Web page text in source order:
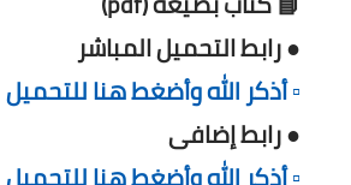
● رابط التحميل المباشر
▫️ أذكر الله وأضغط هنا للتحميل
● رابط إضافى